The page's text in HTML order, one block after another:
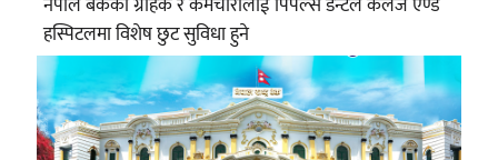
हस्पिटलमा विशेष छुट सुविधा हुने